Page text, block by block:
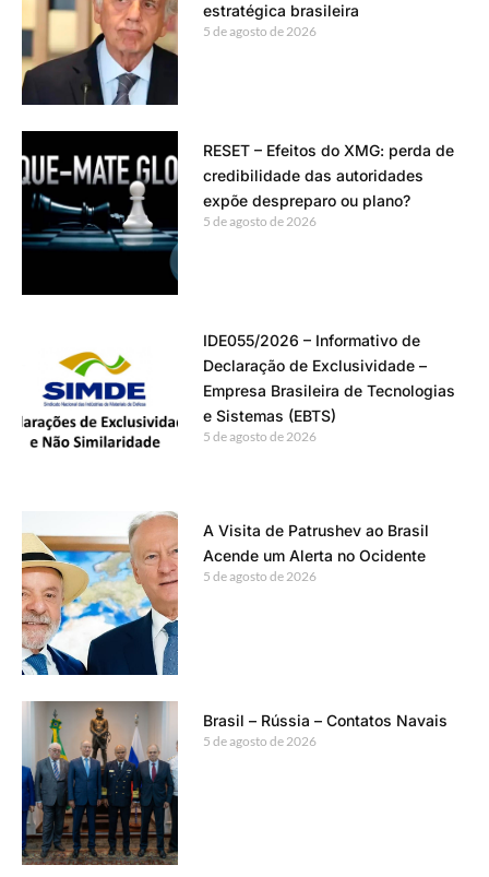
estratégica brasileira
5 de agosto de 2026
RESET – Efeitos do XMG: perda de
credibilidade das autoridades
expõe despreparo ou plano?
5 de agosto de 2026
IDE055/2026 – Informativo de
Declaração de Exclusividade –
Empresa Brasileira de Tecnologias
e Sistemas (EBTS)
5 de agosto de 2026
A Visita de Patrushev ao Brasil
Acende um Alerta no Ocidente
5 de agosto de 2026
Brasil – Rússia – Contatos Navais
5 de agosto de 2026